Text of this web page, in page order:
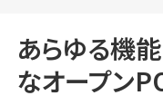
あらゆる機
なオープン